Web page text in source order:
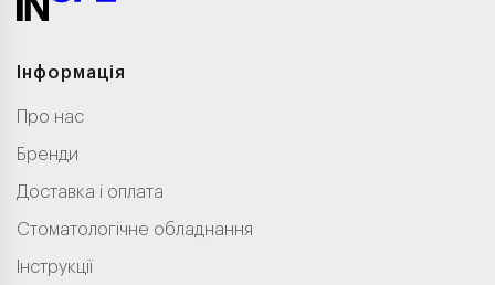
Інформація
Про нас
Бренди
Доставка і оплата
Стоматологічне обладнання
Інструкції